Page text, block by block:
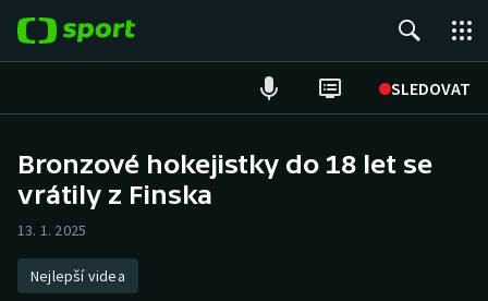
SLEDOVAT
Hokej
Atletika
Bronzové hokejistky do 18 let se
vrátily z Finska
13. 1. 2025
Nejlepší videa